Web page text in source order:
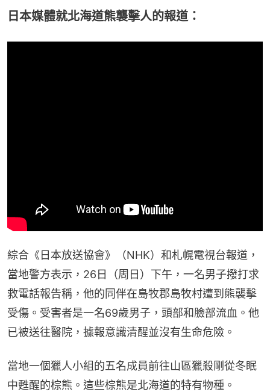
日本媒體就北海道熊襲擊人的報道：
綜合《日本放送協會》（NHK）和札幌電視台報道，
當地警方表示，26日（周日）下午，一名男子撥打求
救電話報告稱，他的同伴在島牧郡島牧村遭到熊襲擊
受傷。受害者是一名69歲男子，頭部和臉部流血。他
已被送往​​醫院，據報意識清醒並沒有生命危險。
當地一個獵人小組的五名成員前往山區獵殺剛從冬眠
中甦醒的棕熊。這些棕熊是北海道的特有物種。